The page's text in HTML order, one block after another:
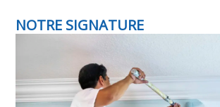
NOTRE SIGNATURE